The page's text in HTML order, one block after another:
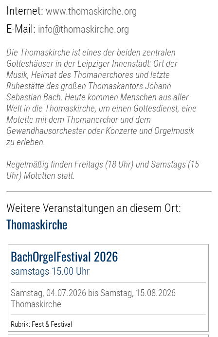
Internet:www.thomaskirche.org
E-Mail: info@thomaskirche.org
Die Thomaskirche ist eines der beiden zentralen
Gotteshäuser in der Leipziger Innenstadt: Ort der
Musik, Heimat des Thomanerchores und letzte
Ruhestätte des großen Thomaskantors Johann
Sebastian Bach. Heute kommen Menschen aus aller
Welt in die Thomaskirche, um einen Gottesdienst, eine
Motette mit dem Thomanerchor und dem
Gewandhausorchester oder Konzerte und Orgelmusik
zu erleben.
Regelmäßig finden Freitags (18 Uhr) und Samstags (15
Uhr) Motetten statt.
Weitere Veranstaltungen an diesem Ort:
Thomaskirche
BachOrgelFestival 2026
samstags 15.00 Uhr
Samstag, 04.07.2026 bis Samstag, 15.08.2026
Thomaskirche
Rubrik: Fest & Festival